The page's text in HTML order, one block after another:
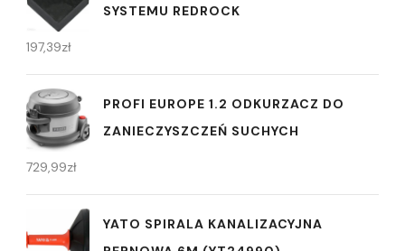
SYSTEMU REDROCK
197,39zł
PROFI EUROPE 1.2 ODKURZACZ DO
ZANIECZYSZCZEŃ SUCHYCH
729,99zł
YATO SPIRALA KANALIZACYJNA